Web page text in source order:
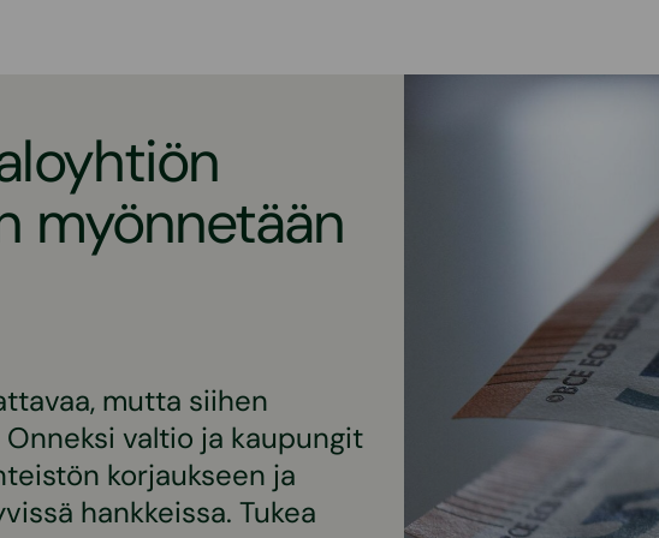
myönnetään
mutta siihen
valtio ja kaupungit
korjaukseen ja
hankkeissa. Tukea